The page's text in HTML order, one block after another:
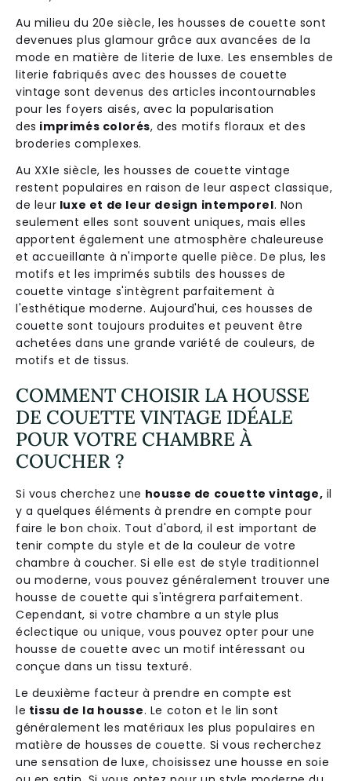
Au milieu du 20e siècle, les housses de couette sont
devenues plus glamour grâce aux avancées de la
mode en matière de literie de luxe. Les ensembles de
literie fabriqués avec des housses de couette
vintage sont devenus des articles incontournables
pour les foyers aisés, avec la popularisation
des imprimés colorés, des motifs floraux et des
broderies complexes.
Au XXIe siècle, les housses de couette vintage
restent populaires en raison de leur aspect classique,
de leur luxe et de leur design intemporel. Non
seulement elles sont souvent uniques, mais elles
apportent également une atmosphère chaleureuse
et accueillante à n'importe quelle pièce. De plus, les
motifs et les imprimés subtils des housses de
couette vintage s'intègrent parfaitement à
l'esthétique moderne. Aujourd'hui, ces housses de
couette sont toujours produites et peuvent être
achetées dans une grande variété de couleurs, de
motifs et de tissus.
COMMENT CHOISIR LA HOUSSE
DE COUETTE VINTAGE IDÉALE
POUR VOTRE CHAMBRE À
COUCHER ?
Si vous cherchez une housse de couette vintage, il
y a quelques éléments à prendre en compte pour
faire le bon choix. Tout d'abord, il est important de
tenir compte du style et de la couleur de votre
chambre à coucher. Si elle est de style traditionnel
ou moderne, vous pouvez généralement trouver une
housse de couette qui s'intégrera parfaitement.
Cependant, si votre chambre a un style plus
éclectique ou unique, vous pouvez opter pour une
housse de couette avec un motif intéressant ou
conçue dans un tissu texturé.
Le deuxième facteur à prendre en compte est
le tissu de la housse. Le coton et le lin sont
généralement les matériaux les plus populaires en
matière de housses de couette. Si vous recherchez
une sensation de luxe, choisissez une housse en soie